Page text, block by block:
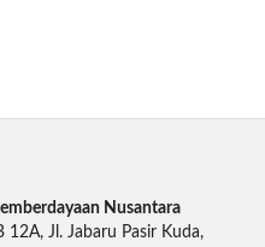
Nusantara
12A, Jl. Jabaru Pasir Kuda,